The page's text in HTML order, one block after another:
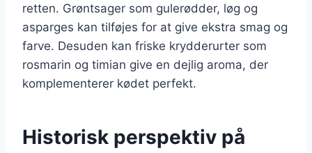
retten. Grøntsager som gulerødder, løg og
asparges kan tilføjes for at give ekstra smag og
farve. Desuden kan friske krydderurter som
rosmarin og timian give en dejlig aroma, der
komplementerer kødet perfekt.
Historisk perspektiv på